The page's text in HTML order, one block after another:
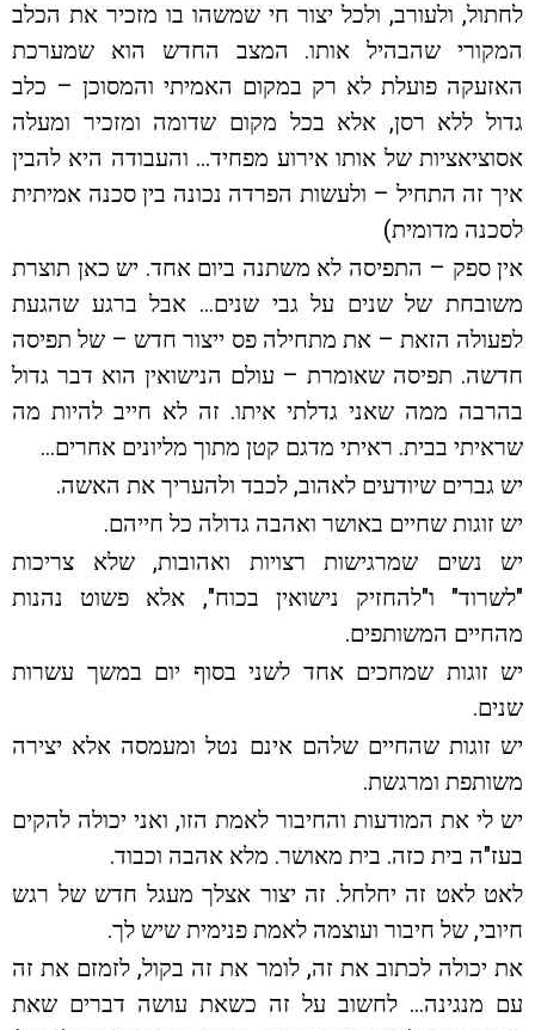
לחתול, ולעורב, ולכל יצור חי שמשהו בו מזכיר את הכלב
המקורי שהבהיל אותו. המצב החדש הוא שמערכת
האזעקה פועלת לא רק במקום האמיתי והמסוכן – כלב
גדול ללא רסן, אלא בכל מקום שדומה ומזכיר ומעלה
אסוציאציות של אותו אירוע מפחיד… והעבודה היא להבין
איך זה התחיל – ולעשות הפרדה נכונה בין סכנה אמיתית
לסכנה מדומית)
אין ספק – התפיסה לא משתנה ביום אחד. יש כאן תוצרת
משובחת של שנים על גבי שנים… אבל ברגע שהגעת
לפעולה הזאת – את מתחילה פס ייצור חדש – של תפיסה
חדשה. תפיסה שאומרת – עולם הנישואין הוא דבר גדול
בהרבה ממה שאני גדלתי איתו. זה לא חייב להיות מה
שראיתי בבית. ראיתי מדגם קטן מתוך מליונים אחרים…
יש גברים שיודעים לאהוב, לכבד ולהעריך את האשה.
יש זוגות שחיים באושר ואהבה גדולה כל חייהם.
יש נשים שמרגישות רצויות ואהובות, שלא צריכות
"לשרוד" ו"להחזיק נישואין בכוח", אלא פשוט נהנות
מהחיים המשותפים.
יש זוגות שמחכים אחד לשני בסוף יום במשך עשרות
שנים.
יש זוגות שהחיים שלהם אינם נטל ומעמסה אלא יצירה
משותפת ומרגשת.
יש לי את המודעות והחיבור לאמת הזו, ואני יכולה להקים
בעז"ה בית כזה. בית מאושר. מלא אהבה וכבוד.
לאט לאט זה יחלחל. זה יצור אצלך מעגל חדש של רגש
חיובי, של חיבור ועוצמה לאמת פנימית שיש לך.
את יכולה לכתוב את זה, לומר את זה בקול, לזמזם את זה
עם מנגינה… לחשוב על זה כשאת עושה דברים שאת